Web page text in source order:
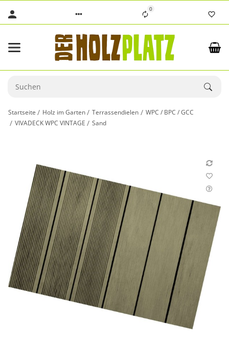
0
Startseite Holz im Garten Terrassendielen
WPC / BPC / GCC
VIVADECK WPC VINTAGE
Sand